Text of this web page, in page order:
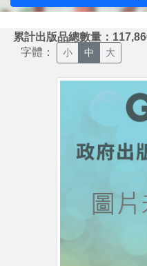
累計出版品總數量：
字體： 小 中 大